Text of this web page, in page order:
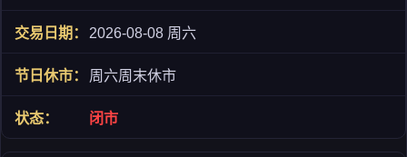
2026-08-08 周六
周六周末休市
闭市